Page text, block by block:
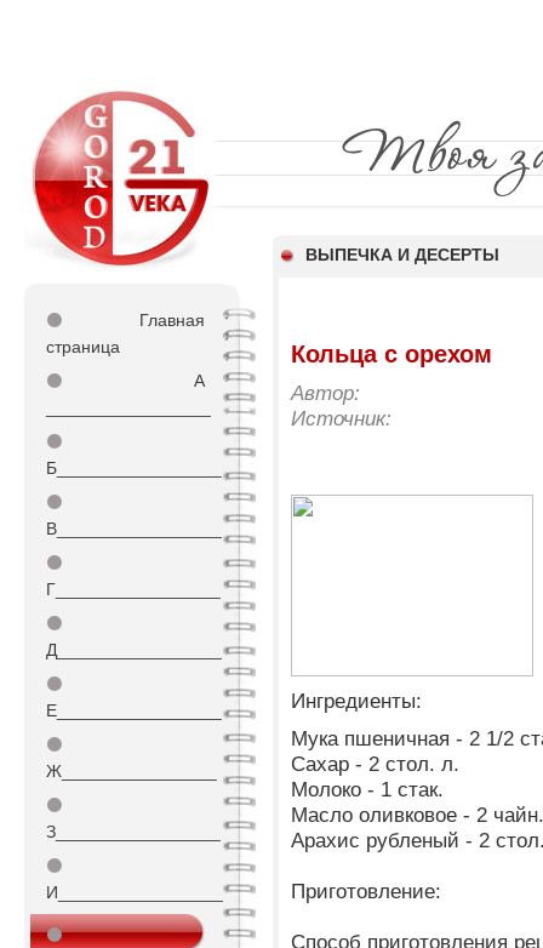
ВЫПЕЧКА И ДЕСЕРТЫ
⚫
Главная
страница
⚫
А
⚫
Б_________________
⚫
В_________________
⚫
Г_________________
⚫
Д_________________
⚫
Е_________________
⚫
Ж________________
⚫
З_________________
⚫
И_________________
⚫
Кольца с орехом
Автор:
Источник:
Ингредиенты:
Мука пшеничная - 2 1/2
Сахар - 2 стол. л.
Молоко - 1 стак.
Масло оливковое - 2
Арахис рубленый - 2
Приготовление:
Способ приготовления